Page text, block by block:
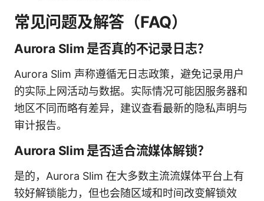
常见问题及解答（FAQ）
Aurora Slim 是否真的不记录日志？
Aurora Slim 声称遵循无日志政策，避免记录用户
的实际上网活动与数据。实际情况可能因服务器和
地区不同而略有差异，建议查看最新的隐私声明与
审计报告。
Aurora Slim 是否适合流媒体解锁？
是的，Aurora Slim 在大多数主流流媒体平台上有
较好解锁能力，但也会随区域和时间改变解锁效